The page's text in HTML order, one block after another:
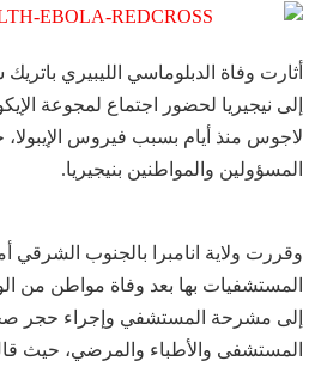
ثارت وفاة الدبلوماسي الليبيري
إلى نيجيريا لحضور اجتماع لمجوعة
لاجوس منذ أيام بسبب فيروس الإيبولا،
المسؤولين والمواطنين بنيجيريا.
وقررت ولاية انامبرا بالجنوب
المستشفيات بها بعد وفاة مواطن من
إلى مشرحة المستشفي وإجراء حجر
المستشفى والأطباء والمرضي، حيث